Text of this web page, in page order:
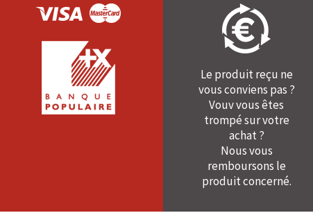
Le produit reçu ne
vous conviens pas ?
Vouv vous êtes
trompé sur votre
achat ?
Nous vous
remboursons le
produit concerné.